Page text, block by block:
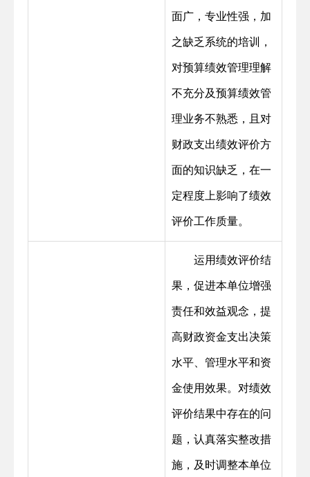
面广，专业性强，加
之缺乏系统的培训，
对预算绩效管理理解
不充分及预算绩效管
理业务不熟悉，且对
财政支出绩效评价方
面的知识缺乏，在一
定程度上影响了绩效
评价工作质量。
运用绩效评价结
果，促进本单位增强
责任和效益观念，提
高财政资金支出决策
水平、管理水平和资
金使用效果。对绩效
评价结果中存在的问
题，认真落实整改措
施，及时调整本单位